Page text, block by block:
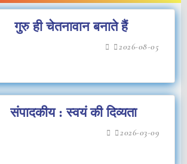
गुरु ही चेतनावान बनाते हैं
2026-08-05
संपादकीय : स्वयं की दिव्यता
2026-03-09